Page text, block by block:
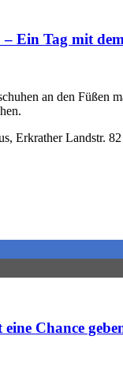
Tag mit
an den
Erkrather Landstr. 82
Chance